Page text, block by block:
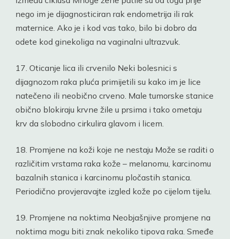
nego im je dijagnosticiran rak endometrija ili rak
maternice. Ako je i kod vas tako, bilo bi dobro da
odete kod ginekoliga na vaginalni ultrazvuk.
17. Oticanje lica ili crvenilo Neki bolesnici s
dijagnozom raka pluća primijetili su kako im je lice
natečeno ili neobično crveno. Male tumorske stanice
obično blokiraju krvne žile u prsima i tako ometaju
krv da slobodno cirkulira glavom i licem.
18. Promjene na koži koje ne nestaju Može se raditi o
različitim vrstama raka kože – melanomu, karcinomu
bazalnih stanica i karcinomu pločastih stanica.
Periodično provjeravajte izgled kože po cijelom tijelu.
19. Promjene na noktima Neobjašnjive promjene na
noktima mogu biti znak nekoliko tipova raka. Smeđe